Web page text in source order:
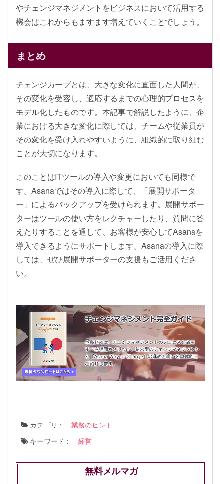
やチェンジマネジメントをビジネスにおいて活用する
機会はこれからもますます増えていくことでしょう。
まとめ
チェンジカーブとは、大きな変化に直面した人間が、
その変化を受容し、適応するまでの心理的プロセスを
モデル化したものです。本記事で解説したように、企
業における大きな変化に際しては、チームや従業員が
その変化を受け入れやすいように、組織的に取り組む
ことが大切になります。
このことはITツールの導入や変更においても同様で
す。Asanaではその導入に際して、「展開サポータ
ー」によるバックアップを受けられます。展開サポー
ターはツールの使い方をレクチャーしたり、質問に答
えたりすることを通して、お客様が安心してAsanaを
導入できるようにサポートします。Asanaの導入に際
しては、ぜひ展開サポーターの支援もご活用くださ
い。
カテゴリ：
業務のヒント
キーワード：
経営
無料メルマガ